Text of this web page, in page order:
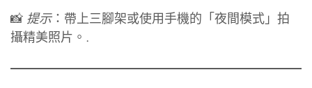
📸 提示：帶上三腳架或使用手機的「夜間模式」拍
攝精美照片。.